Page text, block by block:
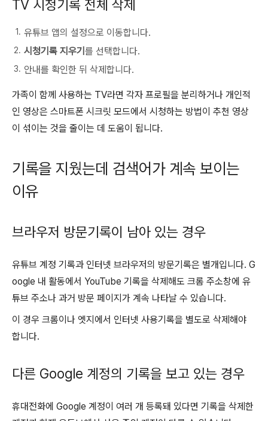
TV 시청기록 전체 삭제
유튜브 앱의 설정으로 이동합니다.
시청기록 지우기 를 선택합니다.
안내를 확인한 뒤 삭제합니다.
가족이 함께 사용하는 TV라면 각자 프로필을 분리하거나 개인적
인 영상은 스마트폰 시크릿 모드에서 시청하는 방법이 추천 영상
이 섞이는 것을 줄이는 데 도움이 됩니다.
기록을 지웠는데 검색어가 계속 보이는
이유
브라우저 방문기록이 남아 있는 경우
유튜브 계정 기록과 인터넷 브라우저의 방문기록은 별개입니다. G
oogle 내 활동에서 YouTube 기록을 삭제해도 크롬 주소창에 유
튜브 주소나 과거 방문 페이지가 계속 나타날 수 있습니다.
이 경우 크롬이나 엣지에서 인터넷 사용기록을 별도로 삭제해야
합니다.
다른 Google 계정의 기록을 보고 있는 경우
휴대전화에 Google 계정이 여러 개 등록돼 있다면 기록을 삭제한